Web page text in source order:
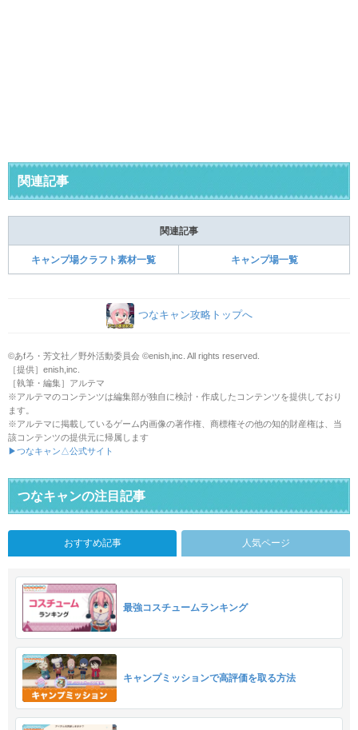
関連記事
関連記事
キャンプ場クラフト素材一覧 キャンプ場一覧
つなキャン攻略トップへ
©あfろ・芳文社／野外活動委員会 ©enish,inc. All rights reserved.
［提供］enish,inc.
［執筆・編集］アルテマ
※アルテマのコンテンツは編集部が独自に検討・作成したコンテンツを提供しており
ます。
※アルテマに掲載しているゲーム内画像の著作権、商標権その他の知的財産権は、当
該コンテンツの提供元に帰属します
▶つなキャン△公式サイト
つなキャンの注目記事
おすすめ記事 人気ページ
最強コスチュームランキング
キャンプミッションで高評価を取る方法